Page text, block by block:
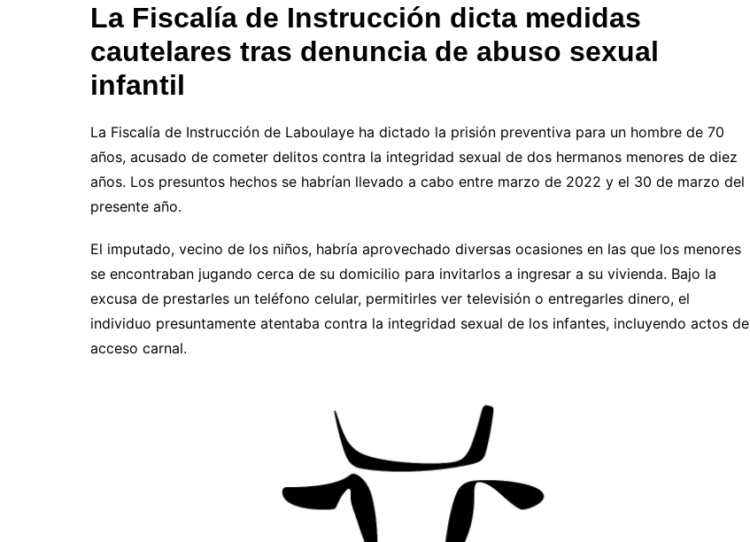
La Fiscalía de Instrucción dicta medidas
cautelares tras denuncia de abuso sexual
infantil
La Fiscalía de Instrucción de Laboulaye ha dictado la prisión preventiva para un hombre de 70
años, acusado de cometer delitos contra la integridad sexual de dos hermanos menores de diez
años. Los presuntos hechos se habrían llevado a cabo entre marzo de 2022 y el 30 de marzo del
presente año.
El imputado, vecino de los niños, habría aprovechado diversas ocasiones en las que los menores
se encontraban jugando cerca de su domicilio para invitarlos a ingresar a su vivienda. Bajo la
excusa de prestarles un teléfono celular, permitirles ver televisión o entregarles dinero, el
individuo presuntamente atentaba contra la integridad sexual de los infantes, incluyendo actos de
acceso carnal.